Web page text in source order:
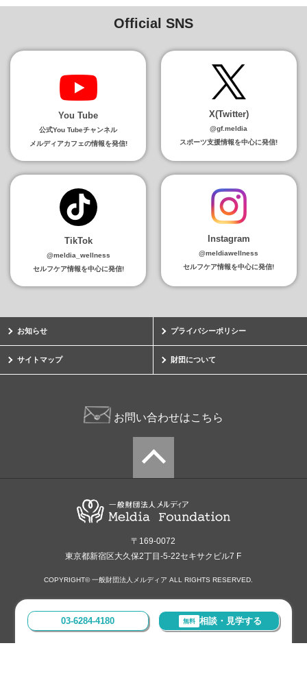
03-6284-4180 無料 相談・見学する
Official SNS
You Tube
公式You Tubeチャンネル
メルディアカフェの情報を発信!
X(Twitter)
@gf.meldia
スポーツ支援情報を中心に発信!
TikTok
@meldia_wellness
セルフケア情報を中心に発信!
Instagram
@meldiawellness
セルフケア情報を中心に発信!
お知らせ プライバシーポリシー
サイトマップ 財団について
お問い合わせはこちら
〒169-0072
東京都新宿区大久保2丁目-5-22セキサクビル7 F
COPYRIGHT© 一般財団法人メルディア ALL RIGHTS RESERVED.